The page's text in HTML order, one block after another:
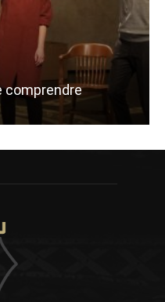
comprendre